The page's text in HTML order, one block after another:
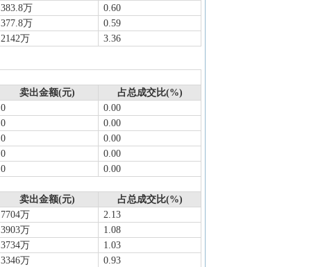
383.8万
0.60
377.8万
0.59
2142万 3.36
卖出金额(元)
占总成交比(%)
0
0.00
0
0.00
0
0.00
0
0.00
0
0.00
卖出金额(元)
占总成交比(%)
7704万
2.13
3903万
1.08
3734万
1.03
3346万
0.93